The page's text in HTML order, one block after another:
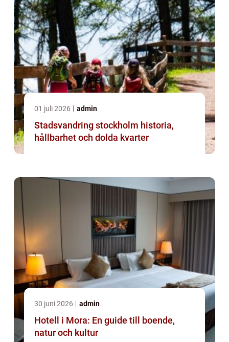
01 juli 2026 admin
Stadsvandring stockholm historia,
hållbarhet och dolda kvarter
30 juni 2026 admin
Hotell i Mora: En guide till boende,
natur och kultur